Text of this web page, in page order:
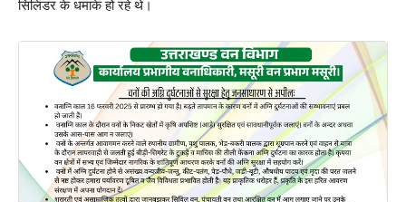
सिलिंडर के धमाके हो रहे थे।